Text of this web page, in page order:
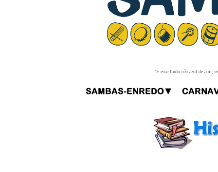
'E esse lindo céu azul de anil,